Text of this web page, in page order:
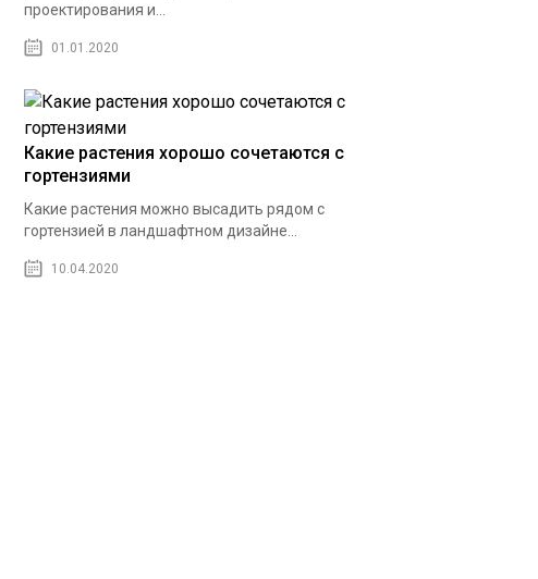
проектирования и...
01.01.2020
Какие растения хорошо сочетаются с
гортензиями
Какие растения можно высадить рядом с
гортензией в ландшафтном дизайне...
10.04.2020